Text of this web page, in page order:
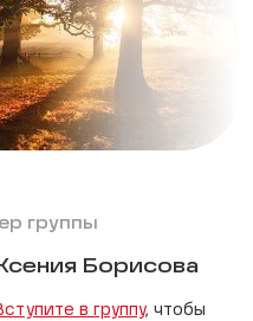
группы
Борисова
в группу, чтобы